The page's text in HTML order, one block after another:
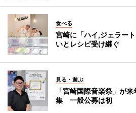
食べる
宮崎に「ハイ,ジェラー
いとレシピ受け継ぐ
見る・遊ぶ
「宮崎国際音楽祭」が
集 一般公募は初